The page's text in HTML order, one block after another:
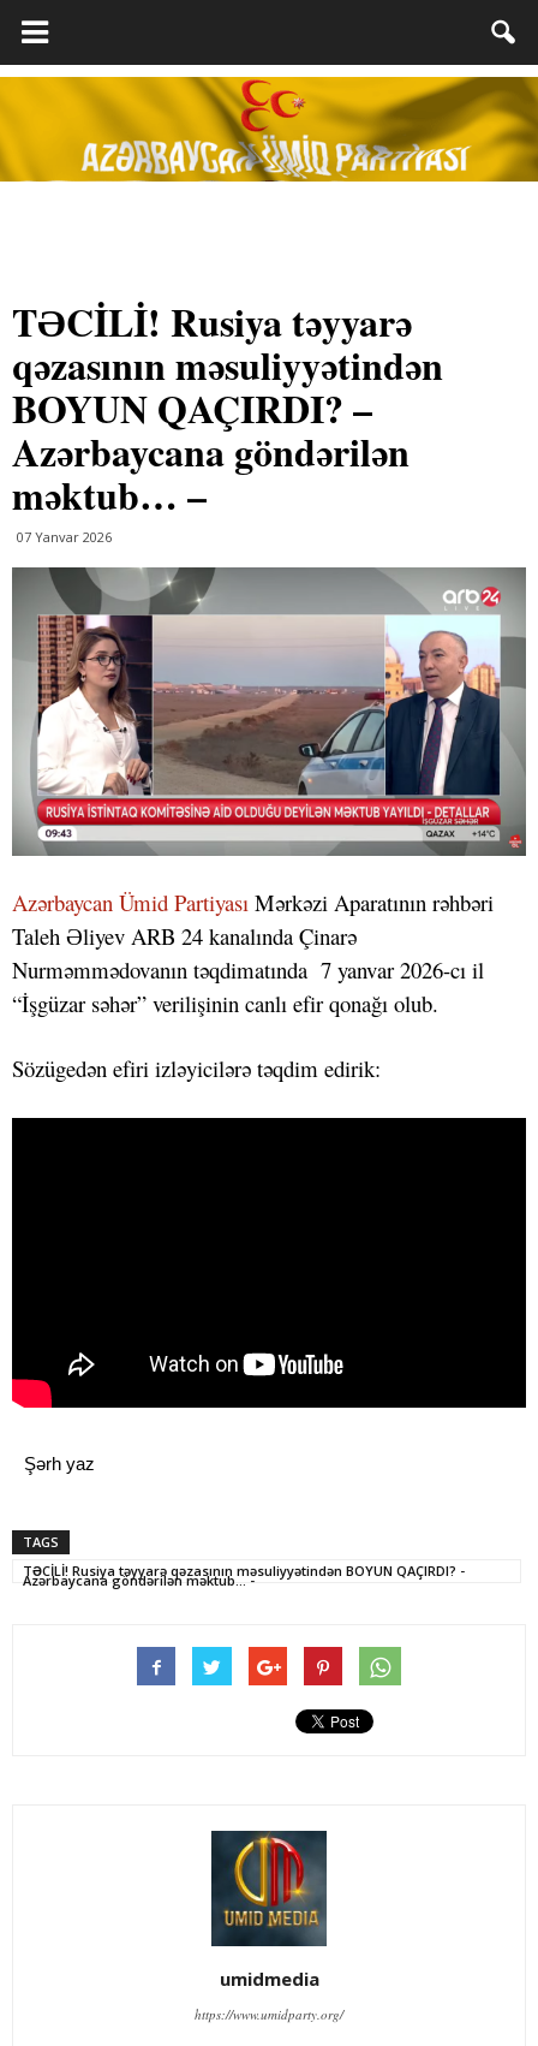
TƏCİLİ! Rusiya təyyarə
qəzasının məsuliyyətindən
BOYUN QAÇIRDI? –
Azərbaycana göndərilən
məktub… –
07 Yanvar 2026
Azərbaycan Ümid Partiyası Mərkəzi Aparatının rəhbəri
Taleh Əliyev ARB 24 kanalında Çinarə
Nurməmmədovanın təqdimatında 7 yanvar 2026-cı il
“İşgüzar səhər” verilişinin canlı efir qonağı olub.
Sözügedən efiri izləyicilərə təqdim edirik:
Şərh yaz
TAGS
TƏCİLİ! Rusiya təyyarə qəzasının məsuliyyətindən BOYUN QAÇIRDI? -
Azərbaycana göndərilən məktub... -
umidmedia
https://www.umidparty.org/